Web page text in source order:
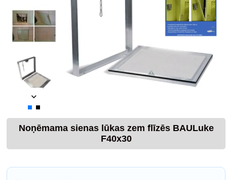
Noņēmama sienas lūkas zem flīzēs BAULuke
F40x30